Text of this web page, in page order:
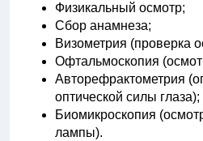
Физикальный осмотр;
Сбор анамнеза;
Визометрия (проверка
Офтальмоскопия
Авторефрактометрия
оптической силы глаза);
Биомикроскопия
лампы).